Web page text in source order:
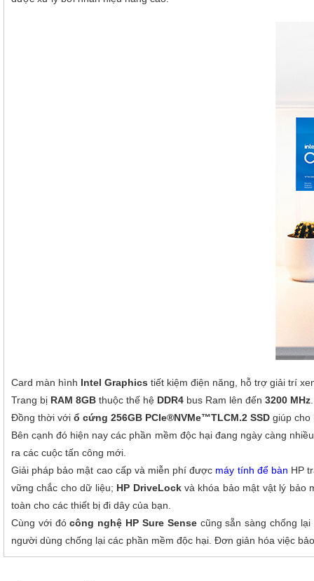
Card màn hình Intel Graphics tiết kiệm điện năng, hỗ trợ giải trí
Trang bị RAM 8GB thuộc thế hệ DDR4 bus Ram lên đến 3200 MHz
Đồng thời với ổ cứng 256GB PCIe®NVMe™TLCM.2 SSD giúp cho
Bên cạnh đó hiện nay các phần mềm độc hại đang ngày càng
ra các cuộc tấn công mới.
Giải pháp bảo mật cao cấp và miễn phí được máy tính để bàn HP
vững chắc cho dữ liệu; HP DriveLockvà khóa bảo mật vật lý bảo
toàn cho các thiết bị đi dây của bạn.
Cùng với đócông nghệ HP Sure Sensecũng sẵn sàng chống lại
người dùng chống lại các phần mềm độc hại. Đơn giản hóa việc